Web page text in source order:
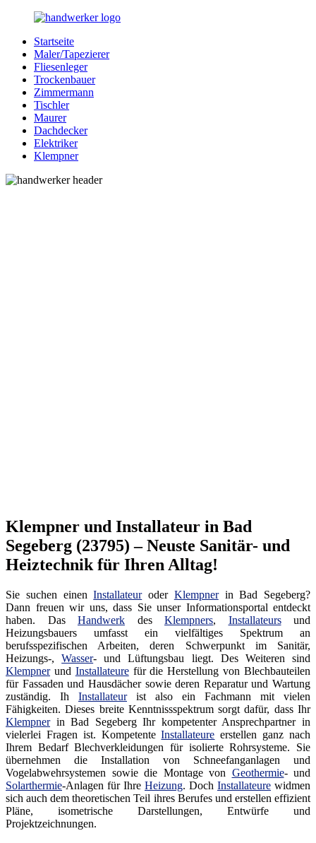
Zurück
Inhalt
Bessere-
Handwerker.de
Handwerker
Ihrer
Nähe
Startseite
Maler/Tapezierer
Fliesenleger
Trockenbauer
Zimmermann
Tischler
Maurer
Dachdecker
Elektriker
Klempner
Klempner und Installateur in Bad
Segeberg (23795) – Neuste Sanitär- und
Heiztechnik für Ihren Alltag!
Sie suchen einenInstallateuroder Klempnerin Bad Segeberg?
Dann freuen wir uns, dass Sie unser Informationsportal entdeckt
haben. Das Handwerk des Klempners, Installateursund
Heizungsbauers umfasst ein vielfältiges Spektrum an
berufsspezifischen Arbeiten, deren Schwerpunkt im Sanitär,
Heizungs-,Wasser- und Lüftungsbau liegt. Des Weiteren sind
Klempnerund Installateurefür die Herstellung von Blechbauteilen
für Fassaden und Hausdächer sowie deren Reparatur und Wartung
zuständig. Ih Installateurist also ein Fachmann mit vielen
Fähigkeiten. Dieses breite Kenntnissspektrum sorgt dafür, dass Ihr
Klempnerin Bad Segeberg Ihr kompetenter Ansprechpartner in
vielerlei Fragen ist. KompetenteInstallateure erstellen ganz nach
Ihrem Bedarf Blechverkleidungen für isolierte Rohrsysteme. Sie
übernehmen die Installation von Schneefanganlagen und
Vogelabwehrsystemen sowie die Montage von Geothermie- und
Solarthermie-Anlagen für Ihre Heizung. Doch Installateure widmen
sich auch dem theoretischen Teil ihres Berufes und erstellen effizient
Pläne, isometrische Darstellungen, Entwürfe und
Projektzeichnungen.